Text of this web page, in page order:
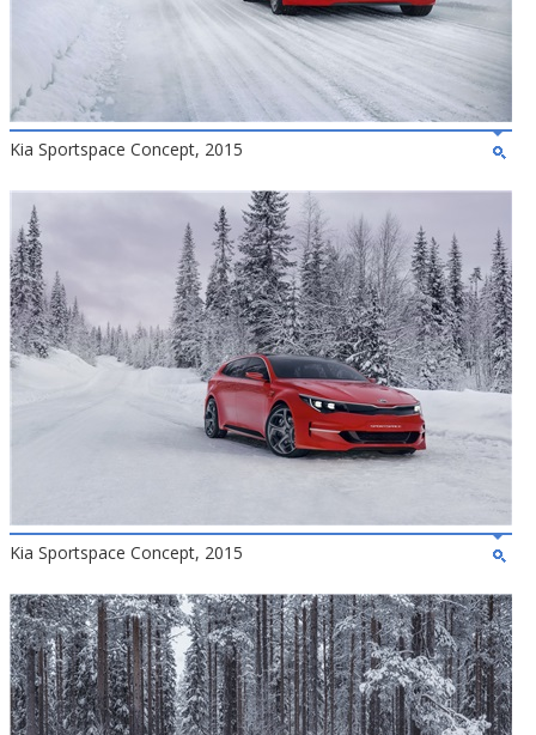
Kia Sportspace Concept, 2015
Kia Sportspace Concept, 2015